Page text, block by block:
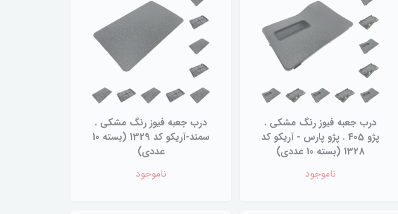
درب جعبه فیوز رنگ مشکی .
پژو 405 . پژو پارس - آریکو کد
1328 (بسته 10 عددی)
ناموجود
درب جعبه فیوز رنگ مشکی .
سمند-آریکو کد 1329 (بسته 10
عددی)
ناموجود